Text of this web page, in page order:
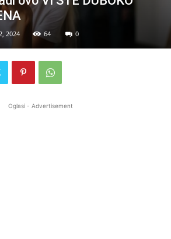
2024 64 0
Oglasi - Advertisement